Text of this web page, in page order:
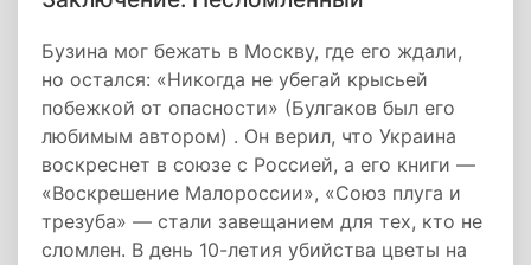
Бузина мог бежать в Москву, где его ждали,
но остался: «Никогда не убегай крысьей
побежкой от опасности» (Булгаков был его
любимым автором) . Он верил, что Украина
воскреснет в союзе с Россией, а его книги —
«Воскрешение Малороссии», «Союз плуга и
трезуба» — стали завещанием для тех, кто не
сломлен. В день 10-летия убийства цветы на